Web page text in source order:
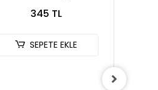
345 TL
SEPETE EKLE